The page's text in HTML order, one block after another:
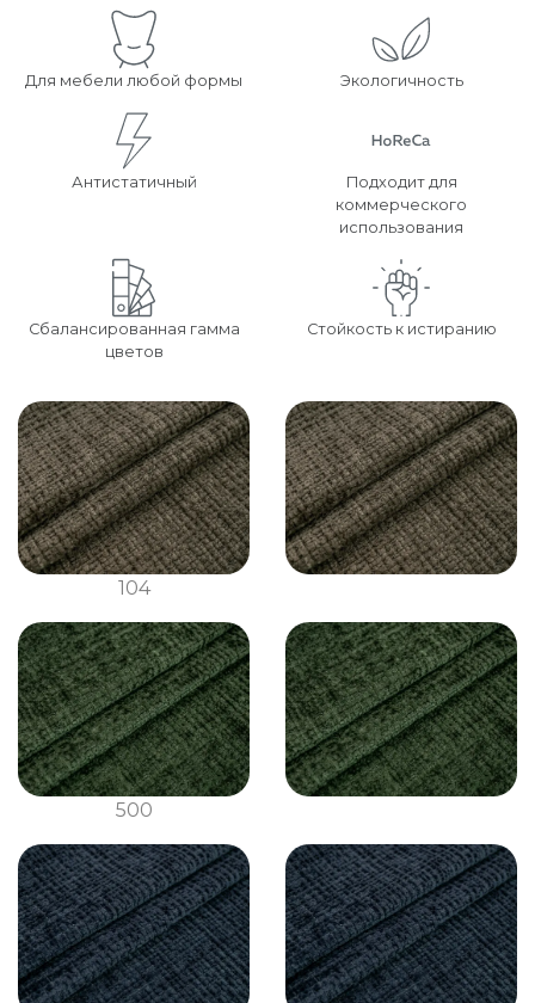
Для мебели любой формы Экологичность
Антистатичный
Подходит для
коммерческого
использования
Сбалансированная гамма
цветов
Стойкость к истиранию
104
500